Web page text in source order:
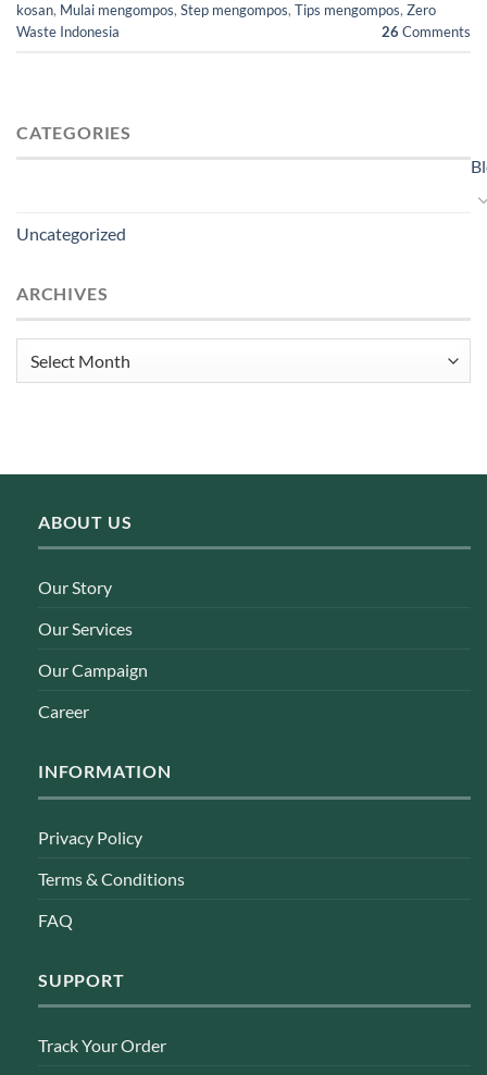
kosan, Mulai mengompos, Step mengompos, Tips mengompos, Zero
Waste Indonesia
26 Comments
CATEGORIES
Uncategorized
ARCHIVES
Archives
ABOUT US
Our Story
Our Services
Our Campaign
Career
INFORMATION
Privacy Policy
Terms & Conditions
FAQ
SUPPORT
Track Your Order